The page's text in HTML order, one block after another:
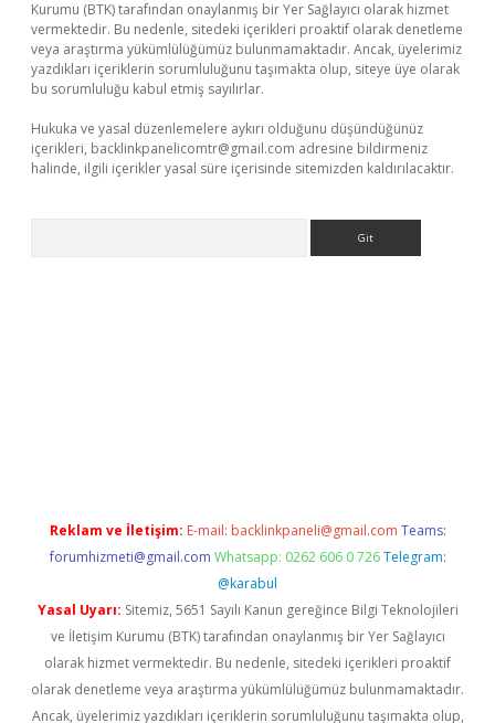
Kurumu (BTK) tarafından onaylanmış bir Yer Sağlayıcı olarak hizmet
vermektedir. Bu nedenle, sitedeki içerikleri proaktif olarak denetleme
veya araştırma yükümlülüğümüz bulunmamaktadır. Ancak, üyelerimiz
yazdıkları içeriklerin sorumluluğunu taşımakta olup, siteye üye olarak
bu sorumluluğu kabul etmiş sayılırlar.
Hukuka ve yasal düzenlemelere aykırı olduğunu düşündüğünüz
içerikleri, backlinkpanelicomtr@gmail.com adresine bildirmeniz
halinde, ilgili içerikler yasal süre içerisinde sitemizden kaldırılacaktır.
Reklam ve İletişim: E-mail: backlinkpaneli@gmail.com Teams:
forumhizmeti@gmail.com Whatsapp: 0262 606 0 726 Telegram:
@karabul
Yasal Uyarı: Sitemiz, 5651 Sayılı Kanun gereğince Bilgi Teknolojileri
ve İletişim Kurumu (BTK) tarafından onaylanmış bir Yer Sağlayıcı
olarak hizmet vermektedir. Bu nedenle, sitedeki içerikleri proaktif
olarak denetleme veya araştırma yükümlülüğümüz bulunmamaktadır.
Ancak, üyelerimiz yazdıkları içeriklerin sorumluluğunu taşımakta olup,